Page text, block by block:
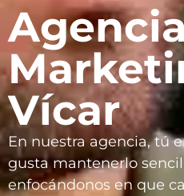
Vícar
En nuestra agencia, tú
gusta mantenerlo
enfocándonos en que